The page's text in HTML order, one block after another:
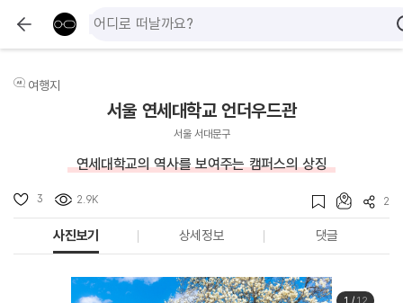
여행지
서울 연세대학교 언더우드관
서울 서대문구
연세대학교의 역사를 보여주는 캠퍼스의 상징
3 2.9K 2
사진보기 상세정보 댓글